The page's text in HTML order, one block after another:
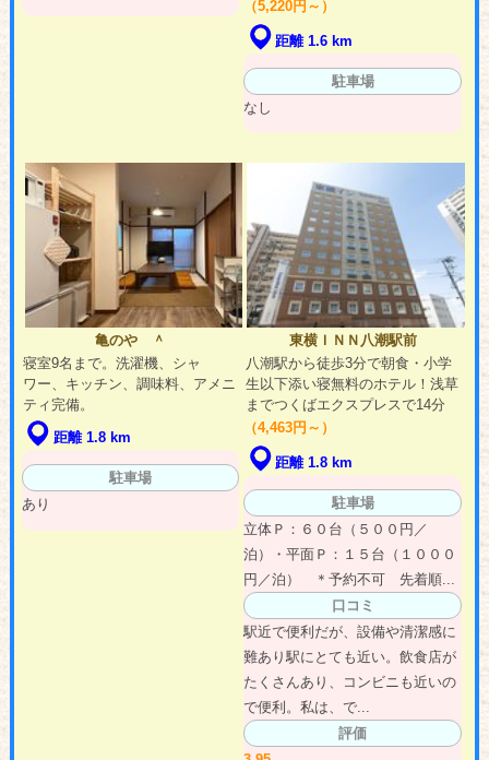
（5,220円～）
距離 1.6 km
駐車場
なし
亀のや ＾
寝室9名まで。洗濯機、シャ
ワー、キッチン、調味料、アメニ
ティ完備。
距離 1.8 km
駐車場
あり
東横ＩＮＮ八潮駅前
八潮駅から徒歩3分で朝食・小学
生以下添い寝無料のホテル！浅草
までつくばエクスプレスで14分
（4,463円～）
距離 1.8 km
駐車場
立体Ｐ：６０台（５００円／
泊）・平面Ｐ：１５台（１０００
円／泊） ＊予約不可 先着順...
口コミ
駅近で便利だが、設備や清潔感に
難あり駅にとても近い。飲食店が
たくさんあり、コンビニも近いの
で便利。私は、で...
評価